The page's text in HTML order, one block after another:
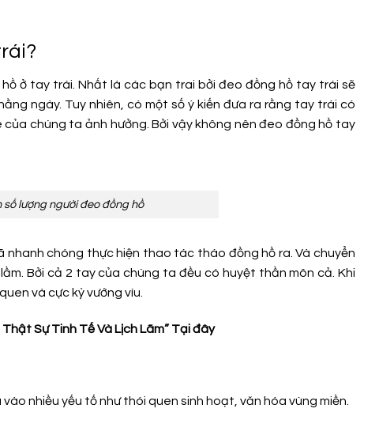
ở tay trái. Nhất là các bạn trai bởi đeo đồng hồ tay trái sẽ
ngày. Tuy nhiên, có một số ý kiến đưa ra rằng tay trái có
của chúng ta ảnh hưởng. Bởi vậy không nên đeo đồng hồ tay
lượng người đeo đồng hồ
chóng thực hiện thao tác tháo đồng hồ ra. Và chuyển
Bởi cả 2 tay của chúng ta đều có huyệt thần môn cả. Khi
và cực kỳ vướng víu.
Sự Tinh Tế Và Lịch Lãm”Tại đây
nhiều yếu tố như thói quen sinh hoạt, văn hóa vùng miền.